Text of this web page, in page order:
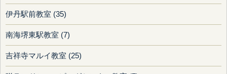
伊丹駅前教室 (35)
南海堺東駅教室 (7)
吉祥寺マルイ教室 (25)